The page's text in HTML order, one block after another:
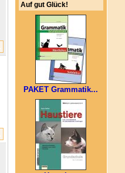
Auf gut Glück!
PAKET Grammatik...